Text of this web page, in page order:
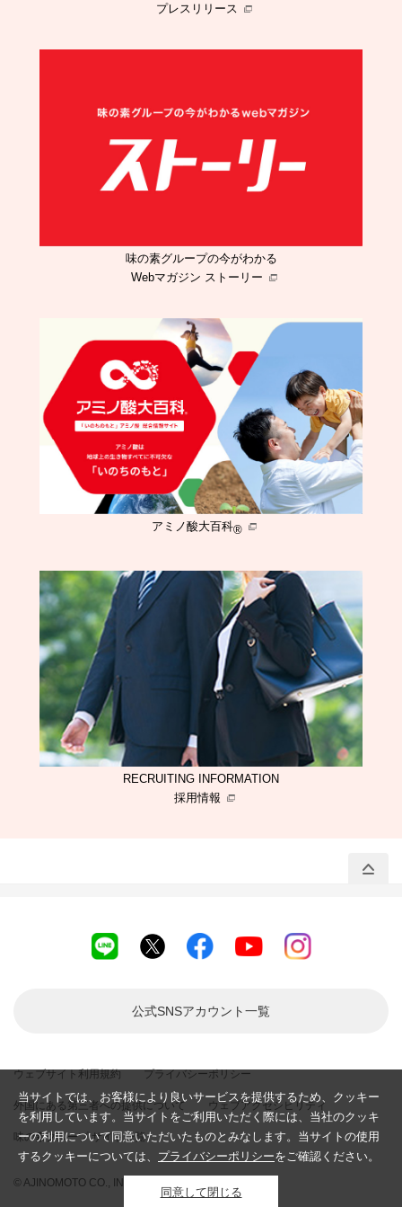
プレスリリース
味の素グループの今がわかる
Webマガジン ストーリー
アミノ酸大百科®
RECRUITING INFORMATION
採用情報
ウェブサイト利用規約 プライバシーポリシー
外国にある第三者への提供について ウェブアクセシビリティ
味の素グループ サイト一覧
© AJINOMOTO CO., INC. All rights reserved.
公式SNSアカウント一覧
当サイトでは、お客様により良いサービスを提供するため、クッキー
を利用しています。当サイトをご利用いただく際には、当社のクッキ
ーの利用について同意いただいたものとみなします。当サイトの使用
するクッキーについては、 プライバシーポリシーをご確認ください。
同意して閉じる